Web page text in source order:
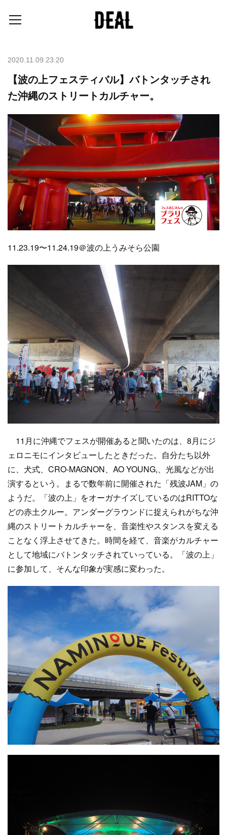
2020.11.09 23:20
【波の上フェスティバル】バトンタッチされ
た沖縄のストリートカルチャー。
11.23.19〜11.24.19＠波の上うみそら公園
11月に沖縄でフェスが開催あると聞いたのは、8月にジ
ェロニモにインタビューしたときだった。自分たち以外
に、犬式、CRO-MAGNON、AO YOUNG,、光風などが出
演するという。まるで数年前に開催された「残波JAM」の
ようだ。「波の上」をオーガナイズしているのはRITTOな
どの赤土クルー。アンダーグラウンドに捉えられがちな沖
縄のストリートカルチャーを、音楽性やスタンスを変える
ことなく浮上させてきた。時間を経て、音楽がカルチャー
として地域にバトンタッチされていっている。「波の上」
に参加して、そんな印象が実感に変わった。